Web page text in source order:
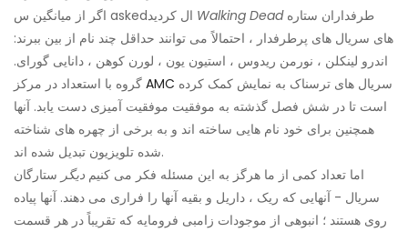
Walking Deadطرفداران ستاره
های سریال های پرطرفدار ، احتمالاً می توانند حداقل چند نام از بین ببرند:
اندرو لینکلن ، نورمن ریدوس ، استیون یون ، لورن کوهن ، دانایی گورای.
AMC
است تا در شش فصل گذشته به موفقیت موفقیت آمیزی دست یابد. آنها
همچنین برای خود نام هایی ساخته اند و به برخی از چهره های شناخته
شده تلویزیون تبدیل شده اند.
اما تعداد کمی از ما هرگز به این مسئله فکر می کنیم دیگر ستارگان
سریال - آنهایی که ریک ، داریل و بقیه آنها را فراری می دهند. آنها پیاده
روی هستند ؛ انبوهی از موجودات زامبی فرومایه که تقریباً در هر قسمت